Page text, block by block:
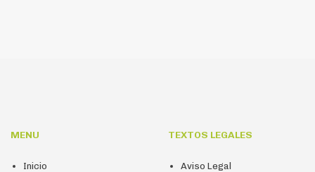
MENU
Inicio
TEXTOS LEGALES
Aviso Legal